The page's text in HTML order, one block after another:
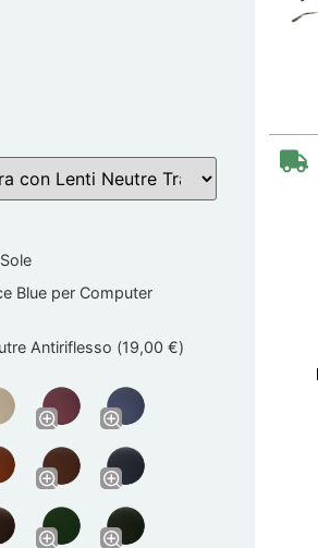
Blue per Computer
Antiriflesso (19,00 €)